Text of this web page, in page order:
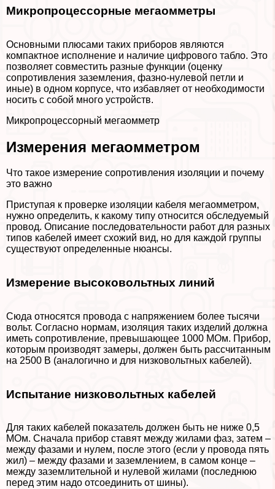
Микропроцессорные мегаомметры
Основными плюсами таких приборов являются
компактное исполнение и наличие цифрового табло. Это
позволяет совместить разные функции (оценку
сопротивления заземления, фазно-нулевой петли и
иные) в одном корпусе, что избавляет от необходимости
носить с собой много устройств.
Микропроцессорный мегаомметр
Измерения мегаомметром
Что такое измерение сопротивления изоляции и почему
это важно
Приступая к проверке изоляции кабеля мегаомметром,
нужно определить, к какому типу относится обследуемый
провод. Описание последовательности работ для разных
типов кабелей имеет схожий вид, но для каждой группы
существуют определенные нюансы.
Измерение высоковольтных линий
Сюда относятся провода с напряжением более тысячи
вольт. Согласно нормам, изоляция таких изделий должна
иметь сопротивление, превышающее 1000 МОм. Прибор,
которым производят замеры, должен быть рассчитанным
на 2500 В (аналогично и для низковольтных кабелей).
Испытание низковольтных кабелей
Для таких кабелей показатель должен быть не ниже 0,5
МОм. Сначала прибор ставят между жилами фаз, затем –
между фазами и нулем, после этого (если у провода пять
жил) – между фазами и заземлением, в самом конце –
между заземлительной и нулевой жилами (последнюю
перед этим надо отсоединить от шины).